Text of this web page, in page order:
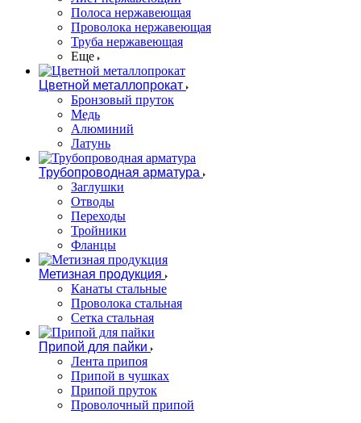
Полоса нержавеющая
Проволока нержавеющая
Труба нержавеющая
Еще
Цветной металлопрокат
Бронзовый пруток
Медь
Алюминий
Латунь
Трубопроводная арматура
Заглушки
Отводы
Переходы
Тройники
Фланцы
Метизная продукция
Канаты стальные
Проволока стальная
Сетка стальная
Припой для пайки
Лента припоя
Припой в чушках
Припой пруток
Проволочный припой